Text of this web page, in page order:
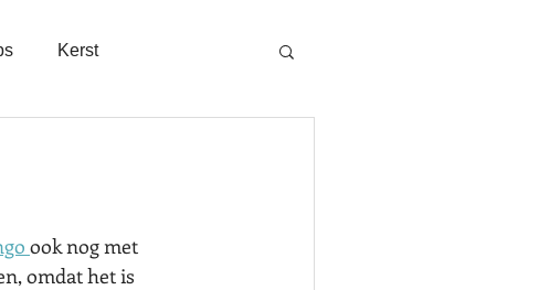
Kerst
ook nog met
omdat het is